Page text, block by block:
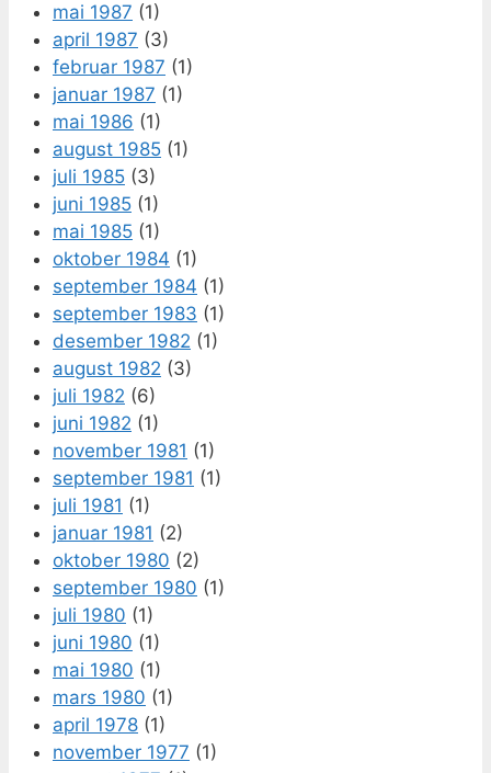
mai 1987 (1)
april 1987 (3)
februar 1987 (1)
januar 1987 (1)
mai 1986 (1)
august 1985 (1)
juli 1985 (3)
juni 1985 (1)
mai 1985 (1)
oktober 1984 (1)
september 1984 (1)
september 1983 (1)
desember 1982 (1)
august 1982 (3)
juli 1982 (6)
juni 1982 (1)
november 1981 (1)
september 1981 (1)
juli 1981 (1)
januar 1981 (2)
oktober 1980 (2)
september 1980 (1)
juli 1980 (1)
juni 1980 (1)
mai 1980 (1)
mars 1980 (1)
april 1978 (1)
november 1977 (1)